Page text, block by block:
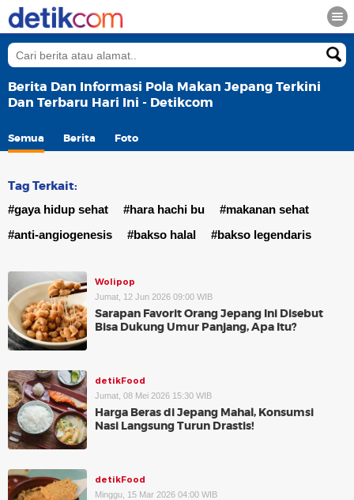
Berita Dan Informasi Pola Makan Jepang Terkini
Dan Terbaru Hari Ini - Detikcom
Semua Berita Foto
Tag Terkait:
#gaya hidup sehat #hara hachi bu
#makanan sehat
#anti-angiogenesis
#bakso halal #bakso legendaris
Wolipop
Jumat, 12 Jun 2026 09:00 WIB
Sarapan Favorit Orang Jepang Ini Disebut
Bisa Dukung Umur Panjang, Apa Itu?
detikFood
Jumat, 08 Mei 2026 15:30 WIB
Harga Beras di Jepang Mahal, Konsumsi
Nasi Langsung Turun Drastis!
detikFood
Minggu, 15 Mar 2026 04:00 WIB